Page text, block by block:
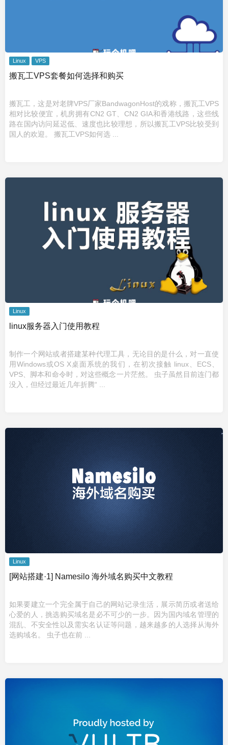
Linux VPS
搬瓦工VPS套餐如何选择和购买
搬瓦工，这是对老牌VPS厂家BandwagonHost的戏称，搬瓦工VPS
相对比较便宜，机房拥有CN2 GT、CN2 GIA和香港线路，这些线
路在国内访问延迟低、速度也比较理想，所以搬瓦工VPS比较受到
国人的欢迎。 搬瓦工VPS如何选 ...
Linux
linux服务器入门使用教程
制作一个网站或者搭建某种代理工具，无论目的是什么，对一直使
用Windows或OS X桌面系统的我们，在初次接触 linux、ECS、
VPS、脚本和命令时，对这些概念一片茫然。 虫子虽然目前连门都
没入，但经过最近几年折腾“ ...
Linux
[网站搭建·1] Namesilo 海外域名购买中文教程
如果要建立一个完全属于自己的网站记录生活，展示简历或者送给
心爱的人，挑选购买域名是必不可少的一步。因为国内域名管理的
混乱、不安全性以及需实名认证等问题，越来越多的人选择从海外
选购域名。 虫子也在前 ...